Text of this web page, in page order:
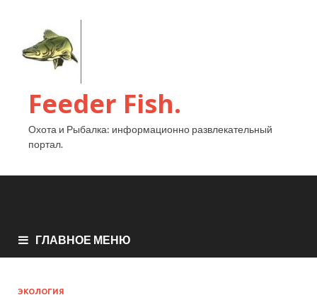
Feeder Fish.
Охота и Рыбалка: информационно развлекательный
портал.
ГЛАВНОЕ МЕНЮ
ЭКОЛОГИЯ